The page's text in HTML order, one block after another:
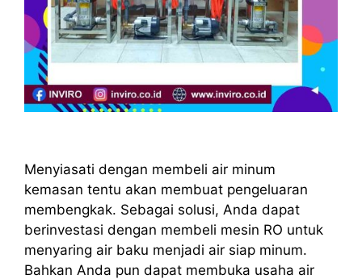
Menyiasati dengan membeli air minum
kemasan tentu akan membuat pengeluaran
membengkak. Sebagai solusi, Anda dapat
berinvestasi dengan membeli mesin RO untuk
menyaring air baku menjadi air siap minum.
Bahkan Anda pun dapat membuka usaha air